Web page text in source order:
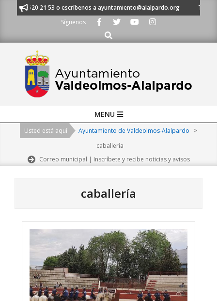
al 91 620 21 53 o escríbenos a ayuntamiento@alalpardo.org
TE
Síguenos
Buscar
Navigation
MENU
Usted está aquí Ayuntamiento de Valdeolmos-Alalpardo
>
caballería
Correo municipal | Inscríbete y recibe noticias y avisos
caballería